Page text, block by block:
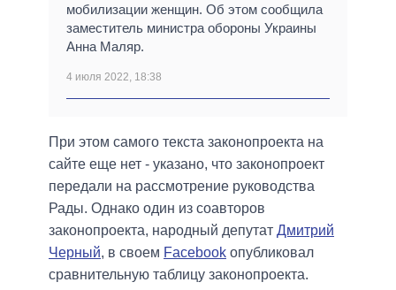
мобилизации женщин. Об этом сообщила
заместитель министра обороны Украины
Анна Маляр.
4 июля 2022, 18:38
При этом самого текста законопроекта на
сайте еще нет - указано, что законопроект
передали на рассмотрение руководства
Рады. Однако один из соавторов
законопроекта, народный депутат Дмитрий
Черный, в своем Facebook опубликовал
сравнительную таблицу законопроекта.